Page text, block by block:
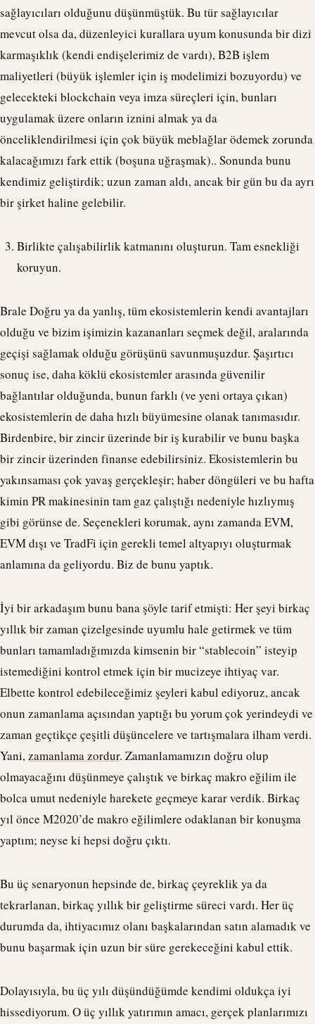
sağlayıcıları olduğunu düşünmüştük. Bu tür sağlayıcılar
mevcut olsa da, düzenleyici kurallara uyum konusunda bir dizi
karmaşıklık (kendi endişelerimiz de vardı), B2B işlem
maliyetleri (büyük işlemler için iş modelimizi bozuyordu) ve
gelecekteki blockchain veya imza süreçleri için, bunları
uygulamak üzere onların iznini almak ya da
önceliklendirilmesi için çok büyük meblağlar ödemek zorunda
kalacağımızı fark ettik (boşuna uğraşmak).. Sonunda bunu
kendimiz geliştirdik; uzun zaman aldı, ancak bir gün bu da ayrı
bir şirket haline gelebilir.
Birlikte çalışabilirlik katmanını oluşturun. Tam esnekliği
koruyun.
Brale Doğru ya da yanlış, tüm ekosistemlerin kendi avantajları
olduğu ve bizim işimizin kazananları seçmek değil, aralarında
geçişi sağlamak olduğu görüşünü savunmuşuzdur. Şaşırtıcı
sonuç ise, daha köklü ekosistemler arasında güvenilir
bağlantılar olduğunda, bunun farklı (ve yeni ortaya çıkan)
ekosistemlerin de daha hızlı büyümesine olanak tanımasıdır.
Birdenbire, bir zincir üzerinde bir iş kurabilir ve bunu başka
bir zincir üzerinden finanse edebilirsiniz. Ekosistemlerin bu
yakınsaması çok yavaş gerçekleşir; haber döngüleri ve bu hafta
kimin PR makinesinin tam gaz çalıştığı nedeniyle hızlıymış
gibi görünse de. Seçenekleri korumak, aynı zamanda EVM,
EVM dışı ve TradFi için gerekli temel altyapıyı oluşturmak
anlamına da geliyordu. Biz de bunu yaptık.
İyi bir arkadaşım bunu bana şöyle tarif etmişti: Her şeyi birkaç
yıllık bir zaman çizelgesinde uyumlu hale getirmek ve tüm
bunları tamamladığımızda kimsenin bir “stablecoin” isteyip
istemediğini kontrol etmek için bir mucizeye ihtiyaç var.
Elbette kontrol edebileceğimiz şeyleri kabul ediyoruz, ancak
onun zamanlama açısından yaptığı bu yorum çok yerindeydi ve
zaman geçtikçe çeşitli düşüncelere ve tartışmalara ilham verdi.
Yani,zamanlama zordur. Zamanlamamızın doğru olup
olmayacağını düşünmeye çalıştık ve birkaç makro eğilim ile
bolca umut nedeniyle harekete geçmeye karar verdik. Birkaç
yıl önce M2020’de makro eğilimlere odaklanan bir konuşma
yaptım; neyse ki hepsi doğru çıktı.
Bu üç senaryonun hepsinde de, birkaç çeyreklik ya da
tekrarlanan, birkaç yıllık bir geliştirme süreci vardı. Her üç
durumda da, ihtiyacımız olanı başkalarından satın alamadık ve
bunu başarmak için uzun bir süre gerekeceğini kabul ettik.
Dolayısıyla, bu üç yılı düşündüğümde kendimi oldukça iyi
hissediyorum. O üç yıllık yatırımın amacı, gerçek planlarımızı